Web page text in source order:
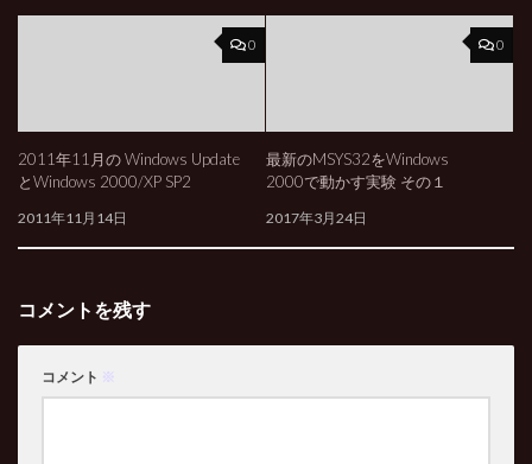
0
2011年11月の Windows Update
とWindows 2000/XP SP2
2011年11月14日
0
最新のMSYS32をWindows
2000で動かす実験 その１
2017年3月24日
コメントを残す
コメント ※